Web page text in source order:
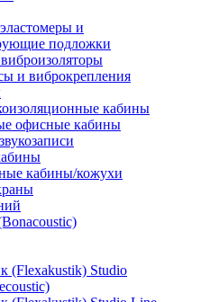
и
подложки
и виброкрепления
кабины
офисные кабины
кабины/кожухи
(Flexakustik) Studio